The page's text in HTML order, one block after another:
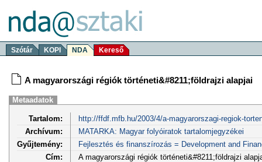
Szótár KOPI NDA Kereső
A magyarországi régiók történeti&#8211;földrajzi alapjai
Metaadatok
Tartalom:
http://ffdf.mfb.hu/2003/4/a-magyarorszagi-regiok-
Archívum:
MATARKA: Magyar folyóiratok tartalomjegyzékei
Gyűjtemény:
Fejlesztés és finanszírozás = Development and
Cím:
A magyarországi régiók történeti&#8211;földrajzi